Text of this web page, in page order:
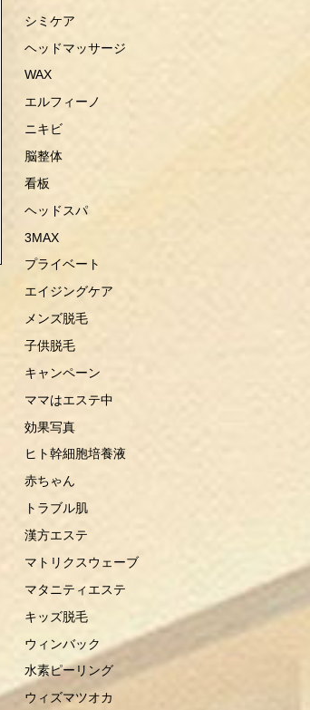
シミケア
ヘッドマッサージ
WAX
エルフィーノ
ニキビ
脳整体
看板
ヘッドスパ
3MAX
プライベート
エイジングケア
メンズ脱毛
子供脱毛
キャンペーン
ママはエステ中
効果写真
ヒト幹細胞培養液
赤ちゃん
トラブル肌
漢方エステ
マトリクスウェーブ
マタニティエステ
キッズ脱毛
ウィンバック
水素ピーリング
ウィズマツオカ